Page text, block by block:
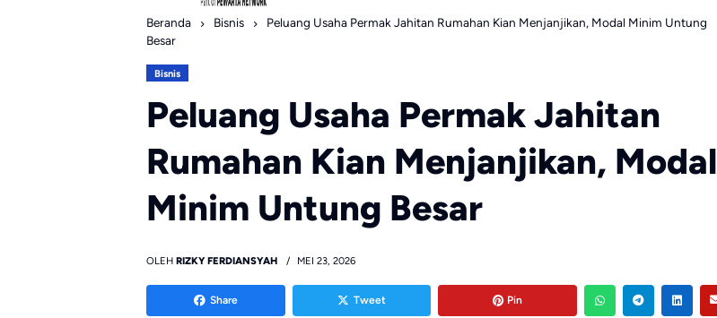
Beranda Bisnis
Peluang Usaha Permak Jahitan Rumahan Kian Menjanjikan, Modal Minim Untung
Besar
Bisnis
Peluang Usaha Permak Jahitan
Rumahan Kian Menjanjikan, Modal
Minim Untung Besar
OLEH RIZKY FERDIANSYAH MEI 23, 2026
Share Tweet Pin